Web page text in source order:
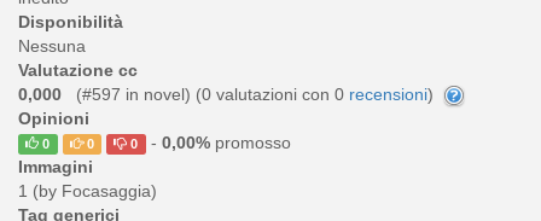
Disponibilità
Nessuna
Valutazione cc
0,000
(#597 in novel) (0 valutazioni con 0 recensioni)
Opinioni
0 0 0 - 0,00%promosso
Immagini
1 (by Focasaggia)
Tag generici